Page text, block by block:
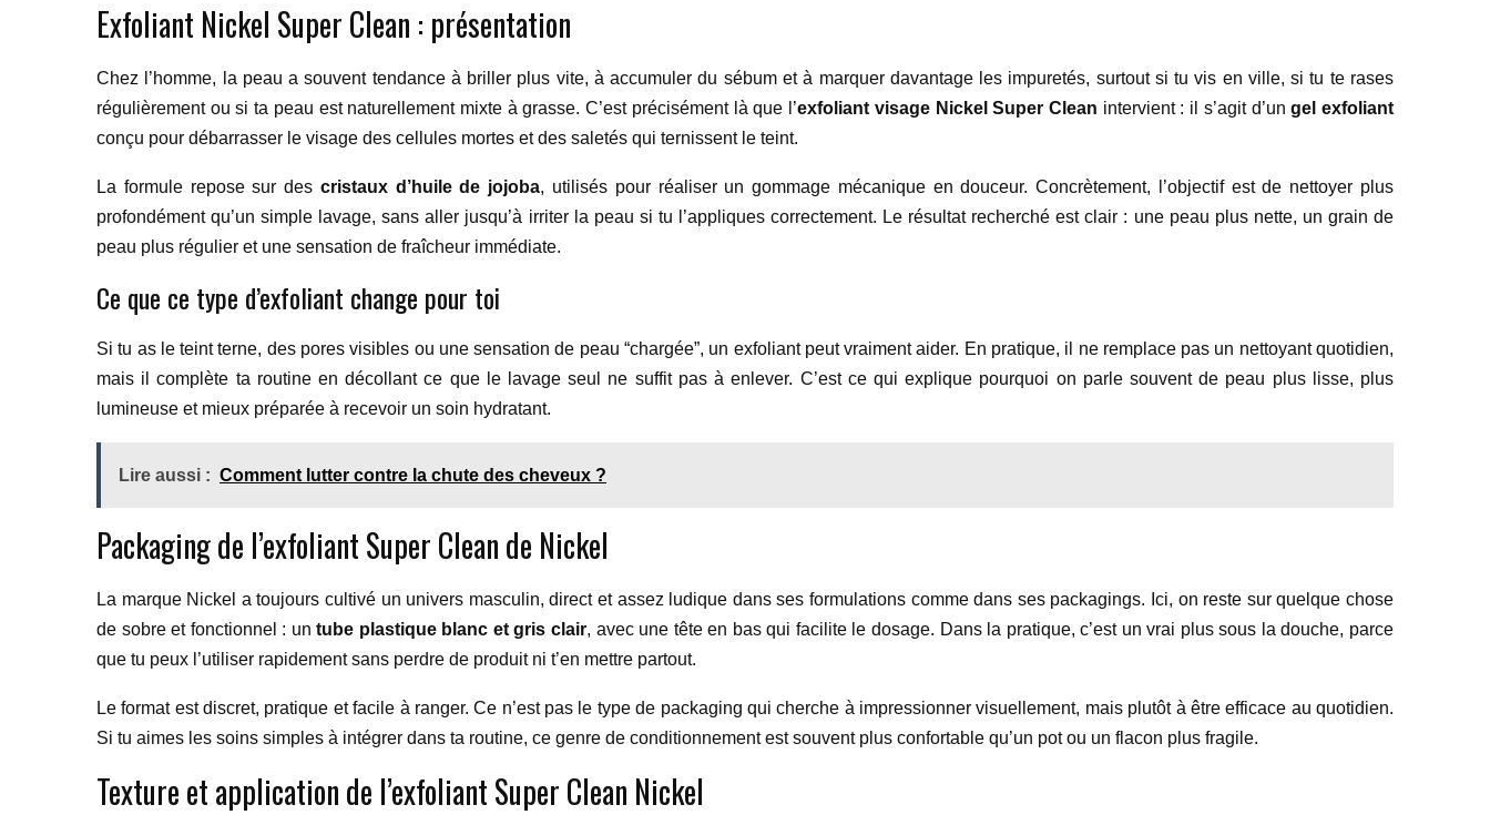
Exfoliant Nickel Super Clean : présentation
Chez l’homme, la peau a souvent tendance à briller plus vite, à accumuler du sébum et à marquer davantage les impuretés, surtout si tu vis en ville, si tu te rases
régulièrement ou si ta peau est naturellement mixte à grasse. C’est précisément là que l’exfoliant visage Nickel Super Clean intervient : il s’agit d’ungel exfoliant
conçu pour débarrasser le visage des cellules mortes et des saletés qui ternissent le teint.
La formule repose sur des cristaux d’huile de jojoba, utilisés pour réaliser un gommage mécanique en douceur. Concrètement, l’objectif est de nettoyer plus
profondément qu’un simple lavage, sans aller jusqu’à irriter la peau si tu l’appliques correctement. Le résultat recherché est clair : une peau plus nette, un grain de
peau plus régulier et une sensation de fraîcheur immédiate.
Ce que ce type d’exfoliant change pour toi
Si tu as le teint terne, des pores visibles ou une sensation de peau “chargée”, un exfoliant peut vraiment aider. En pratique, il ne remplace pas un nettoyant quotidien,
mais il complète ta routine en décollant ce que le lavage seul ne suffit pas à enlever. C’est ce qui explique pourquoi on parle souvent de peau plus lisse, plus
lumineuse et mieux préparée à recevoir un soin hydratant.
Lire aussi : Comment lutter contre la chute des cheveux ?
Packaging de l’exfoliant Super Clean de Nickel
La marque Nickel a toujours cultivé un univers masculin, direct et assez ludique dans ses formulations comme dans ses packagings. Ici, on reste sur quelque chose
de sobre et fonctionnel : untube plastique blanc et gris clair, avec une tête en bas qui facilite le dosage. Dans la pratique, c’est un vrai plus sous la douche, parce
que tu peux l’utiliser rapidement sans perdre de produit ni t’en mettre partout.
Le format est discret, pratique et facile à ranger. Ce n’est pas le type de packaging qui cherche à impressionner visuellement, mais plutôt à être efficace au quotidien.
Si tu aimes les soins simples à intégrer dans ta routine, ce genre de conditionnement est souvent plus confortable qu’un pot ou un flacon plus fragile.
Texture et application de l’exfoliant Super Clean Nickel